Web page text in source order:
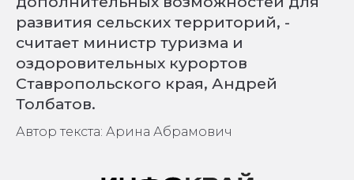
развития сельских территорий, -
считает министр туризма и
оздоровительных курортов
Ставропольского края, Андрей
Толбатов.
Автор текста: Арина Абрамович